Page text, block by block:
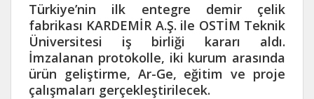
Türkiye’nin ilk entegre demir çelik
fabrikası KARDEMİR A.Ş. ile OSTİM Teknik
Üniversitesi iş birliği kararı aldı.
İmzalanan protokolle, iki kurum arasında
ürün geliştirme, Ar-Ge, eğitim ve proje
çalışmaları gerçekleştirilecek.